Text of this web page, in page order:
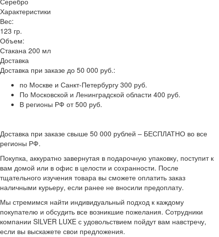
Характеристики
Вес:
123 гр.
Объем:
Стакана 200 мл
Доставка
Доставка при заказе до 50 000 руб.:
по Москве и Санкт-Петербургу 300 руб.
По Московской и Ленинградской области 400 руб.
В регионы РФ от 500 руб.
Доставка при заказе свыше 50 000 рублей – БЕСПЛАТНО во все
регионы РФ.
Покупка, аккуратно завернутая в подарочную упаковку, поступит к
вам домой или в офис в целости и сохранности. После
тщательного изучения товара вы сможете оплатить заказ
наличными курьеру, если ранее не вносили предоплату.
Мы стремимся найти индивидуальный подход к каждому
покупателю и обсудить все возникшие пожелания. Сотрудники
компании SILVER LUXE с удовольствием пойдут вам навстречу,
если вы выскажете свои предложения.